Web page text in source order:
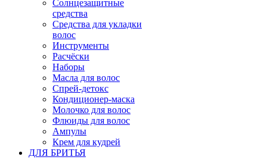
Солнцезащитные
средства
Средства для укладки
волос
Инструменты
Расчёски
Наборы
Масла для волос
Спрей-детокс
Кондиционер-маска
Молочко для волос
Флюиды для волос
Ампулы
Крем для кудрей
ДЛЯ БРИТЬЯ